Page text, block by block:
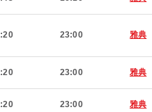
23:00 雅典
23:00 雅典
23:00 雅典